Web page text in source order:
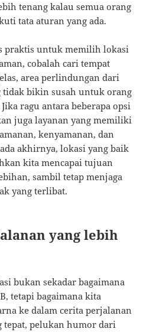
tenang kalau semua orang
tata aturan yang ada.
praktis untuk memilih lokasi
cobalah cari tempat
area perlindungan dari
tidak bikin susah untuk orang
ragu antara beberapa opsi
juga layanan yang memiliki
kenyamanan, dan
akhirnya, lokasi yang baik
kita mencapai tujuan
sambil tetap menjaga
yang terlibat.
yang lebih
bukan sekadar bagaimana
tetapi bagaimana kita
ke dalam cerita perjalanan
tepat, pelukan humor dari